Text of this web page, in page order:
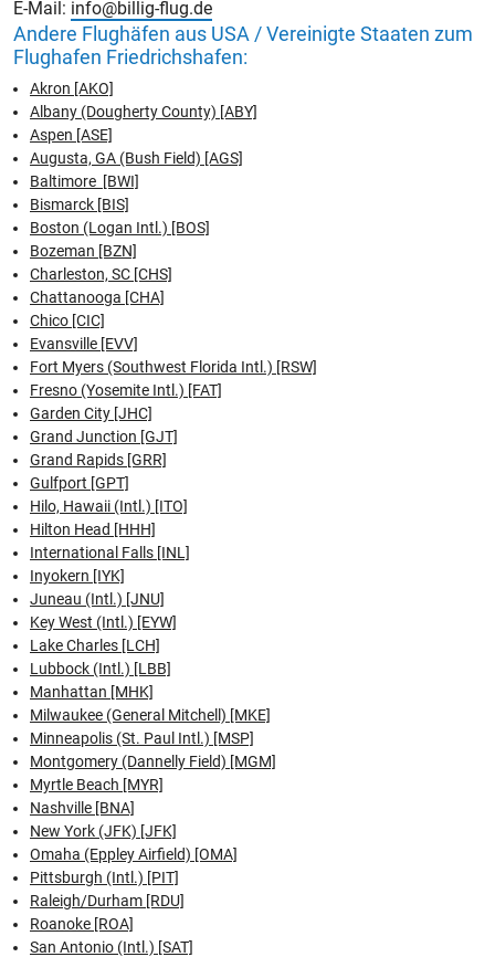
E-Mail: info@billig-flug.de
Andere Flughäfen aus USA / Vereinigte Staaten zum
Flughafen Friedrichshafen:
Akron [AKO]
Albany (Dougherty County) [ABY]
Aspen [ASE]
Augusta, GA (Bush Field) [AGS]
Baltimore [BWI]
Bismarck [BIS]
Boston (Logan Intl.) [BOS]
Bozeman [BZN]
Charleston, SC [CHS]
Chattanooga [CHA]
Chico [CIC]
Evansville [EVV]
Fort Myers (Southwest Florida Intl.) [RSW]
Fresno (Yosemite Intl.) [FAT]
Garden City [JHC]
Grand Junction [GJT]
Grand Rapids [GRR]
Gulfport [GPT]
Hilo, Hawaii (Intl.) [ITO]
Hilton Head [HHH]
International Falls [INL]
Inyokern [IYK]
Juneau (Intl.) [JNU]
Key West (Intl.) [EYW]
Lake Charles [LCH]
Lubbock (Intl.) [LBB]
Manhattan [MHK]
Milwaukee (General Mitchell) [MKE]
Minneapolis (St. Paul Intl.) [MSP]
Montgomery (Dannelly Field) [MGM]
Myrtle Beach [MYR]
Nashville [BNA]
New York (JFK) [JFK]
Omaha (Eppley Airfield) [OMA]
Pittsburgh (Intl.) [PIT]
Raleigh/Durham [RDU]
Roanoke [ROA]
San Antonio (Intl.) [SAT]